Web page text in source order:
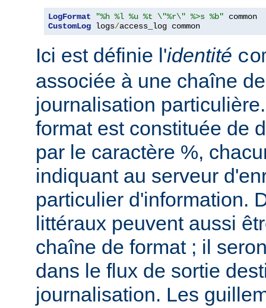
LogFormat "%h %l %u %t \"%r\" %>s %b"
CustomLog logs/access_log common
Ici est définie l'identité
associée à une chaîne
journalisation
format est constituée de
par le caractère %,
indiquant au serveur
particulier d'information.
littéraux peuvent aussi
chaîne de format ; il
dans le flux de sortie
journalisation. Les